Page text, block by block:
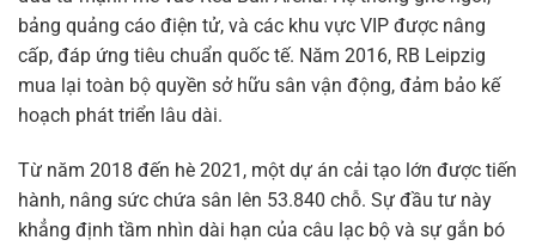
bảng quảng cáo điện tử, và các khu vực VIP được nâng
cấp, đáp ứng tiêu chuẩn quốc tế. Năm 2016, RB Leipzig
mua lại toàn bộ quyền sở hữu sân vận động, đảm bảo kế
hoạch phát triển lâu dài.
Từ năm 2018 đến hè 2021, một dự án cải tạo lớn được tiến
hành, nâng sức chứa sân lên 53.840 chỗ. Sự đầu tư này
khẳng định tầm nhìn dài hạn của câu lạc bộ và sự gắn bó